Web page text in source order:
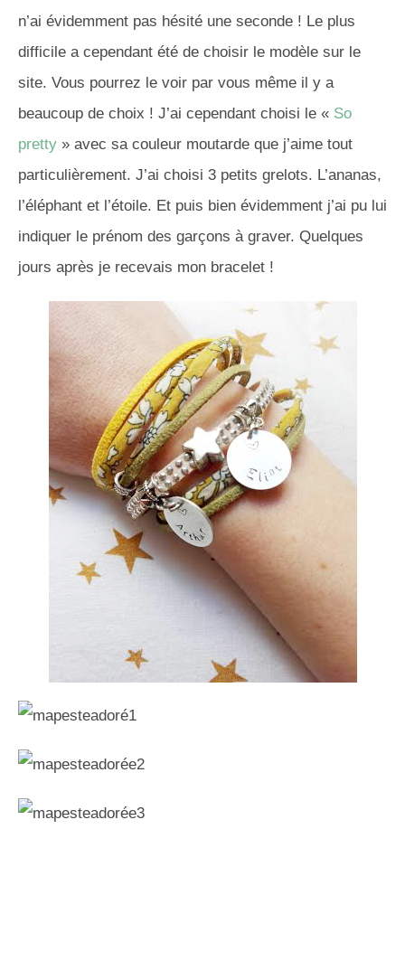
n’ai évidemment pas hésité une seconde ! Le plus
difficile a cependant été de choisir le modèle sur le
site. Vous pourrez le voir par vous même il y a
beaucoup de choix ! J’ai cependant choisi le « So
pretty » avec sa couleur moutarde que j’aime tout
particulièrement. J’ai choisi 3 petits grelots. L’ananas,
l’éléphant et l’étoile. Et puis bien évidemment j’ai pu lui
indiquer le prénom des garçons à graver. Quelques
jours après je recevais mon bracelet !